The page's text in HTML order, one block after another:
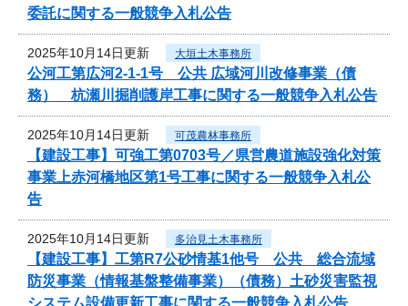
委託に関する一般競争入札公告
2025年10月14日更新 大垣土木事務所
公河工第広河2-1-1号 公共 広域河川改修事業（債
務） 杭瀬川掘削護岸工事に関する一般競争入札公告
2025年10月14日更新 可茂農林事務所
【建設工事】可強工第0703号／県営農道施設強化対策
事業上赤河橋地区第1号工事に関する一般競争入札公
告
2025年10月14日更新 多治見土木事務所
【建設工事】工第R7公砂情基1他号 公共 総合流域
防災事業（情報基盤整備事業）（債務）土砂災害監視
システム設備更新工事に関する一般競争入札公告